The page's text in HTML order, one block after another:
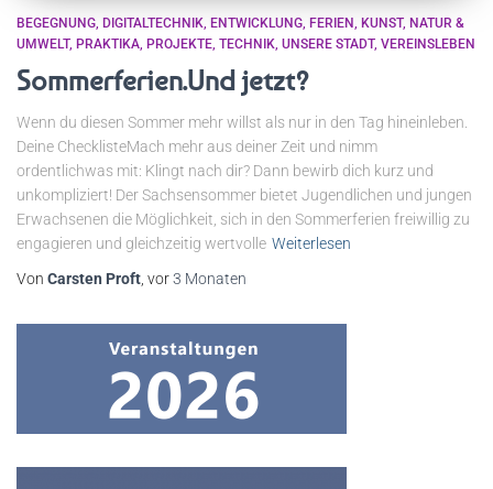
BEGEGNUNG DIGITALTECHNIK ENTWICKLUNG FERIEN KUNST NATUR &
UMWELT PRAKTIKA PROJEKTE TECHNIK UNSERE STADT VEREINSLEBEN
Sommerferien.Und jetzt?
Wenn du diesen Sommer mehr willst als nur in den Tag hineinleben.
Deine ChecklisteMach mehr aus deiner Zeit und nimm
ordentlichwas mit: Klingt nach dir? Dann bewirb dich kurz und
unkompliziert! Der Sachsensommer bietet Jugendlichen und jungen
Erwachsenen die Möglichkeit, sich in den Sommerferien freiwillig zu
engagieren und gleichzeitig wertvolle Weiterlesen
Von Carsten Proft , vor3 Monaten